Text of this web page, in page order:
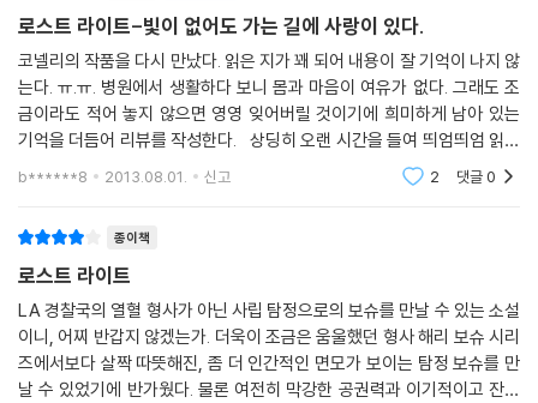
마이클 코넬리 소설의 특징인 캐릭터 묘사도 여전히 화려하다. 코넬리는
주인공 외에 비중 있는 조연이나 스쳐지나가는 캐릭터에도 나름의 캐릭터
성을 부여하는 특징을 가지고 있는데 이 작품도 마찬가지다. 해리 보슈를
비롯, FBI 요원이지만 남모를 이유로 보슈를 돕는 로이 린델이나 뛰어난 형
사이면서도 권력 상승욕구 때문에 사무직으로 자리를 옮긴 흑인 여형사 키
즈민 라이더, 그리고 불의의 사고로 전신 마비 환자가 된 비운의 형사 로턴
크로스 등 조연 캐릭터는 물론이고 단 한 마디의 대사도 나오지 않지만 피
존재하는 캐릭터처럼 만들어낸다.
또한 이번 작품에서는 언제나 등장했던 마이클 코넬리의 재즈에 대한 사랑
이 더욱 진하게 표현된다. 슈거 레이라는 노장 색소폰 연주자에게 해리 보
슈가 사사를 받으며 흘러나오는 아트 페퍼, 소니 롤린스, 존 콜트레인의 명
곡들은 책에서 마치 음악이 들리는 듯한 착각을 일으키게 할 정도로 세부
로스트 라이트-빛이 없어도 가는 길에 사랑이 있다.
코넬리의 작품을 다시 만났다. 읽은 지가 꽤 되어 내용이 잘 기억이 나지 않
는다. ㅠ.ㅠ. 병원에서 생활하다 보니 몸과 마음이 여유가 없다. 그래도 조
금이라도 적어 놓지 않으면 영영 잊어버릴 것이기에 희미하게 남아 있는
기억을 더듬어 리뷰를 작성한다. 상딩히 오랜 시간을 들여 띄엄띄엄 읽었
기에 이전 작품들처럼 강력한 느낌이 다소 적었다. 한 번에 쭉 읽어야 하는
b******8 2013.08.01. 신고 2 댓글0
종이책
로스트 라이트
LA 경찰국의 열혈 형사가 아닌 사립 탐정으로의 보슈를 만날 수 있는 소설
이니, 어찌 반갑지 않겠는가. 더욱이 조금은 움울했던 형사 해리 보슈 시리
즈에서보다 살짝 따뜻해진, 좀 더 인간적인 면모가 보이는 탐정 보슈를 만
날 수 있었기에 반가웠다. 물론 여전히 막강한 공권력과 이기적이고 잔인